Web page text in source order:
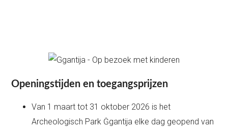
Openingstijden en toegangsprijzen
Van 1 maart tot 31 oktober 2026 is het
Archeologisch Park Ġgantija elke dag geopend van